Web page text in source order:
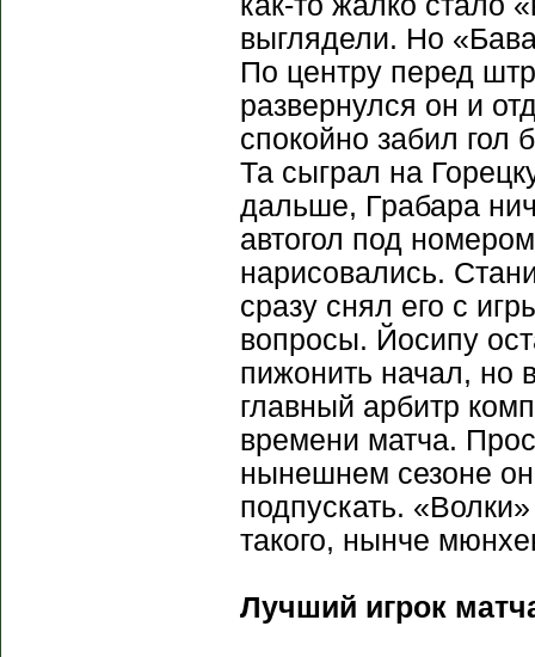
выглядели. Но
По центру перед
развернулся он и
спокойно забил
Та сыграл на
дальше, Грабара
автогол под
нарисовались.
сразу снял его с
вопросы. Йосипу
пижонить начал, но
главный арбитр
времени матча.
нынешнем сезоне
подпускать.
такого, нынче
Лучший игрок